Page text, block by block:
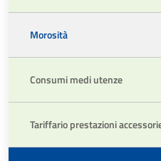
Morosità
Consumi medi utenze
Tariffario prestazioni